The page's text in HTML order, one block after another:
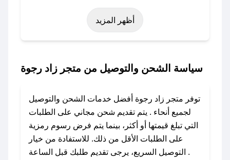
مثل عيد الفطر، عيد الأضحى، الجمعة البيضاء (شهر
نوفمبر)، رمضان، اليوم الوطني، يوم التأسيس، أو
حتى عروض خاصة أخرى.
رجوة؟
كود خصم متجر زاد رجوة. وفي حال عدم توفر
الكوبون، تواصل معنا عبر تويتر أو البريد الإلكتروني
لإضافته بسرعة.
### كيفية استخدام كود خصم متجر زاد رجوة؟
أظهر المزيد
سياسة الشحن والتوصيل من متجر زاد رجوة
توفر متجر زاد رجوة أفضل خدمات الشحن والتوصيل
لجميع أنحاء . يتم تقديم شحن مجاني على الطلبات
التي تبلغ قيمتها أو أكثر، بينما يتم فرض رسوم رمزية
على الطلبات الأقل من ذلك. للاستفادة من خيار
التوصيل السريع، يرجى تقديم طلبك قبل الساعة .